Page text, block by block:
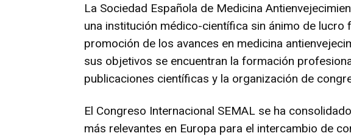
La Sociedad Española de Medicina
una institución médico-científica sin ánimo de lucro
promoción de los avances en medicina
sus objetivos se encuentran la formación
publicaciones científicas y la organización de
El Congreso Internacional SEMAL se ha
más relevantes en Europa para el intercambio de